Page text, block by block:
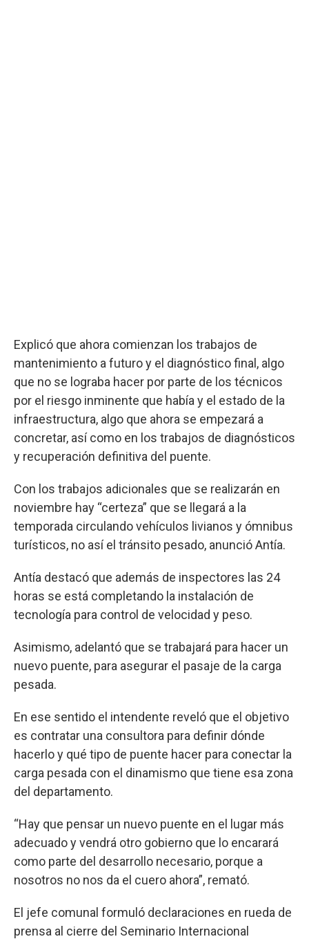
Explicó que ahora comienzan los trabajos de
mantenimiento a futuro y el diagnóstico final, algo
que no se lograba hacer por parte de los técnicos
por el riesgo inminente que había y el estado de la
infraestructura, algo que ahora se empezará a
concretar, así como en los trabajos de diagnósticos
y recuperación definitiva del puente.
Con los trabajos adicionales que se realizarán en
noviembre hay “certeza” que se llegará a la
temporada circulando vehículos livianos y ómnibus
turísticos, no así el tránsito pesado, anunció Antía.
Antía destacó que además de inspectores las 24
horas se está completando la instalación de
tecnología para control de velocidad y peso.
Asimismo, adelantó que se trabajará para hacer un
nuevo puente, para asegurar el pasaje de la carga
pesada.
En ese sentido el intendente reveló que el objetivo
es contratar una consultora para definir dónde
hacerlo y qué tipo de puente hacer para conectar la
carga pesada con el dinamismo que tiene esa zona
del departamento.
“Hay que pensar un nuevo puente en el lugar más
adecuado y vendrá otro gobierno que lo encarará
como parte del desarrollo necesario, porque a
nosotros no nos da el cuero ahora”, remató.
El jefe comunal formuló declaraciones en rueda de
prensa al cierre del Seminario Internacional